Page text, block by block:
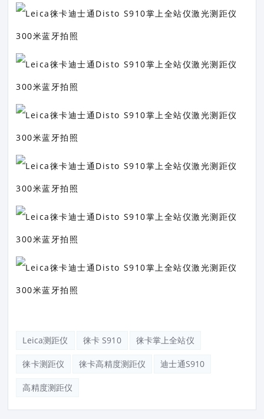
Leica测距仪 徕卡 S910 徕卡掌上全站仪
徕卡测距仪 徕卡高精度测距仪 迪士通S910
高精度测距仪